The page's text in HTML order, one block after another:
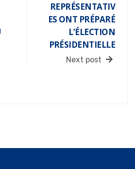
REPRÉSENTATIV
ES ONT PRÉPARÉ
L’ÉLECTION
PRÉSIDENTIELLE
Next post